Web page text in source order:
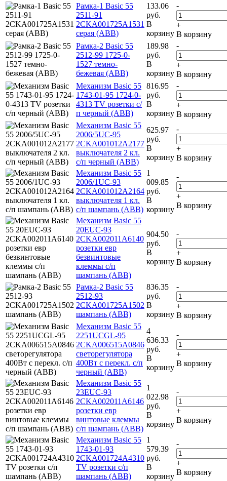
Рамка-1 Basic 55
2511-91
2CKA001725A1531
серая (ABB)
133.06
руб.
В
корзину
-
+
В корзину
Рамка-2 Basic 55
2512-99 1725-0-
1527 темно-
бежевая (ABB)
189.98
руб.
В
корзину
-
+
В корзину
Механизм Basic 55
1743-01-95 1724-0-
4313 TV розетки с/
п черный (ABB)
816.95
руб.
В
корзину
-
+
В корзину
Механизм Basic 55
2006/5UC-95
2CKA001012A2177
выключателя 2 кл.
с/п черный (ABB)
625.97
руб.
В
корзину
-
+
В корзину
Механизм Basic 55
2006/1UC-93
2CKA001012A2164
выключателя 1 кл.
с/п шампань (ABB)
1
009.85
руб.
В
корзину
-
+
В корзину
Механизм Basic 55
20EUC-93
2CKA002011A6140
розетки евр
безвинтовые
клеммы с/п
шампань (ABB)
904.50
руб.
В
корзину
-
+
В корзину
Рамка-2 Basic 55
2512-93
2CKA001725A1502
шампань (ABB)
836.35
руб.
В
корзину
-
+
В корзину
Механизм Basic 55
2251UCGL-95
2CKA006515A0846
светорегулятора
400Вт с перекл. с/п
черный (ABB)
4
636.33
руб.
В
корзину
-
+
В корзину
Механизм Basic 55
23EUC-93
2CKA002011A6146
розетки евр
винтовые клеммы
с/п шампань (ABB)
1
022.98
руб.
В
корзину
-
+
В корзину
Механизм Basic 55
1743-01-93
2CKA001724A4310
TV розетки с/п
шампань (ABB)
1
579.39
руб.
В
корзину
-
+
В корзину